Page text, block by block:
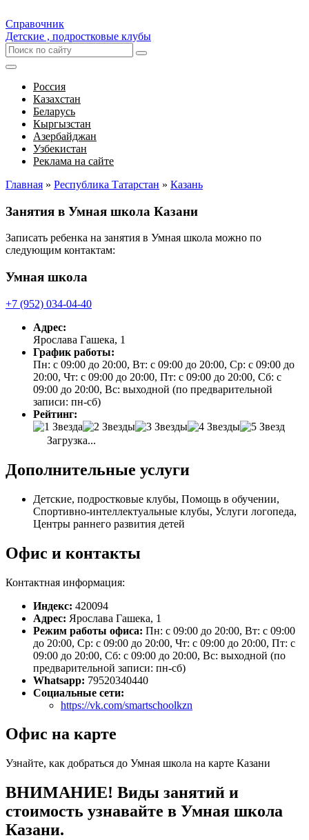
Справочник
Детские , подростковые клубы
Россия
Казахстан
Беларусь
Кыргызстан
Азербайджан
Узбекистан
Реклама на сайте
Главная » Республика Татарстан » Казань
Занятия в Умная школа Казани
Записать ребенка на занятия в Умная школа можно по
следующим контактам:
Умная школа
+7 (952) 034-04-40
Адрес:
Ярослава Гашека, 1
График работы:
Пн: с 09:00 до 20:00, Вт: с 09:00 до 20:00, Ср: с 09:00 до
20:00, Чт: с 09:00 до 20:00, Пт: с 09:00 до 20:00, Сб: с
09:00 до 20:00, Вс: выходной (по предварительной
записи: пн-сб)
Рейтинг:
Загрузка...
Дополнительные услуги
Детские, подростковые клубы, Помощь в обучении,
Спортивно-интеллектуальные клубы, Услуги логопеда,
Центры раннего развития детей
Офис и контакты
Контактная информация:
Индекс: 420094
Адрес: Ярослава Гашека, 1
Режим работы офиса: Пн: с 09:00 до 20:00, Вт: с 09:00
до 20:00, Ср: с 09:00 до 20:00, Чт: с 09:00 до 20:00, Пт: с
09:00 до 20:00, Сб: с 09:00 до 20:00, Вс: выходной (по
предварительной записи: пн-сб)
Whatsapp: 79520340440
Социальные сети:
https://vk.com/smartschoolkzn
Офис на карте
Узнайте, как добраться до Умная школа на карте Казани
ВНИМАНИЕ! Виды занятий и
стоимость узнавайте в Умная школа
Казани.